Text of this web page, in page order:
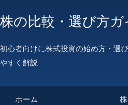
株の比較・選び方ガ
初心者向けに株式投資の始め方・選
やすく解説
ホーム